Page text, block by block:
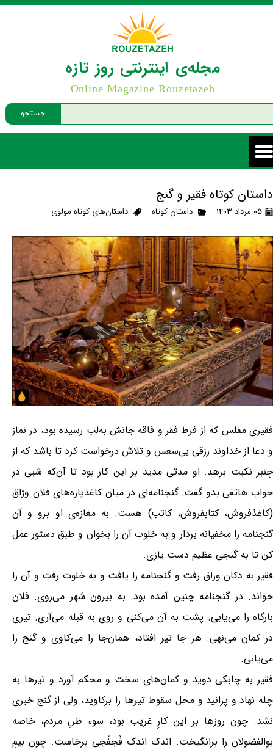
جستجو
مجله‌ی اینترنتی روز تازه
Online Magazine Rouzetazeh
داستان کوتاه فقیر و گنج
۰۵ مرداد ۱۴۰۳ داستان کوتاه داستان‌های کوتاه مولوی
فقیری مفلس که از فرط فقر و فاقه جانش به‌لب رسیده بود، در نماز
و دعا از خداوند رزقی بی‌سعس و تلاش درخواست کرد تا باشد که از
چنبر نکبت برهد. او مدتی مدید بر این کار بود تا آن‌که شبی در
خواب هاتفی بدو گفت: گنجنامه‌ای در میان کاغذپاره‌های فلان ورّاق
(کاغذفروش، کتابفروش، کاتب) هست. به مغازه‌ی او برو و آن
گنجنامه را مخفیانه بردار و به خلوت آن را بخوان و طبق دستور عمل
کن تا به گنجی عظیم دست یازی.
فقیر به دکان وراق رفت و گنجنامه را یافت و به خلوت رفت و آن را
خواند. در گنجنامه چنین آمده بود. به بیرون شهر می‌روی. فلان
بارگاه را می‌یابی. پشت به آن می‌کنی و روی به قبله می‌آری. تیری
در کمان می‌نهی. هر جا تیر افتاد، همان‌جا را می‌کاوی و گنج را
می‌یابی.
فقیر به چابکی دوید و کمان‌های سخت و محکم آورد و تیرها به
چله نهاد و پرانید و محل سقوط تیرها را برکاوید، ولی از گنج خبری
نشد. چون روزها بر این کارِ غریب بود، سوء ظنِ مردم، خاصه
بوالفضولان را برانگیخت. اندک اندک فُجفُجی برخاست. چون بیمِ